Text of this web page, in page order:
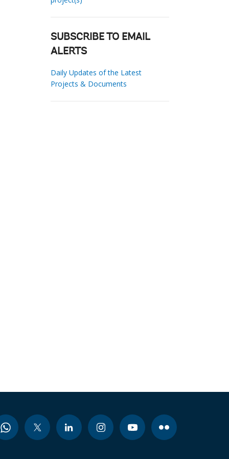
SUBSCRIBE TO EMAIL
ALERTS
Daily Updates of the Latest
Projects & Documents